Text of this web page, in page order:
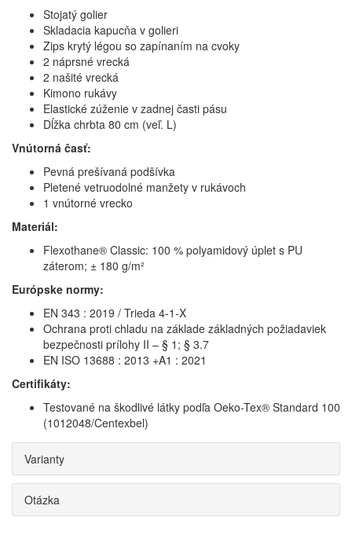
Stojatý golier
Skladacia kapucňa v golieri
Zips krytý légou so zapínaním na cvoky
2 náprsné vrecká
2 našité vrecká
Kimono rukávy
Elastické zúženie v zadnej časti pásu
Dĺžka chrbta 80 cm (veľ. L)
Vnútorná časť:
Pevná prešívaná podšívka
Pletené vetruodolné manžety v rukávoch
1 vnútorné vrecko
Materiál:
Flexothane® Classic: 100 % polyamidový úplet s PU
záterom; ± 180 g/m²
Európske normy:
EN 343 : 2019 / Trieda 4-1-X
Ochrana proti chladu na základe základných požiadaviek
bezpečnosti prílohy II – § 1; § 3.7
EN ISO 13688 : 2013 +A1 : 2021
Certifikáty:
Testované na škodlivé látky podľa Oeko-Tex® Standard 100
(1012048/Centexbel)
Varianty
Otázka